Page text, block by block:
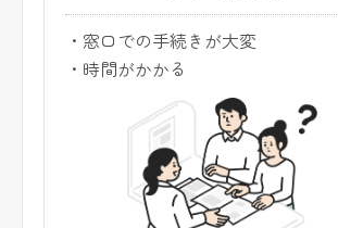
・窓口での手続きが大変
・時間がかかる